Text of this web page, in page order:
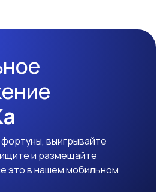
выигрывайте
и размещайте
это в нашем мобильном